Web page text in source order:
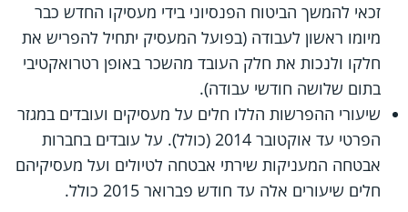
זכאי להמשך הביטוח הפנסיוני בידי מעסיקו החדש כבר
מיומו ראשון לעבודה (בפועל המעסיק יתחיל להפריש את
חלקו ולנכות את חלק העובד מהשכר באופן רטרואקטיבי
בתום שלושה חודשי עבודה).
שיעורי ההפרשות הללו חלים על מעסיקים ועובדים במגזר
הפרטי עד אוקטובר 2014 (כולל). על עובדים בחברות
אבטחה המעניקות שירתי אבטחה לטיולים ועל מעסיקיהם
חלים שיעורים אלה עד חודש פברואר 2015 כולל.